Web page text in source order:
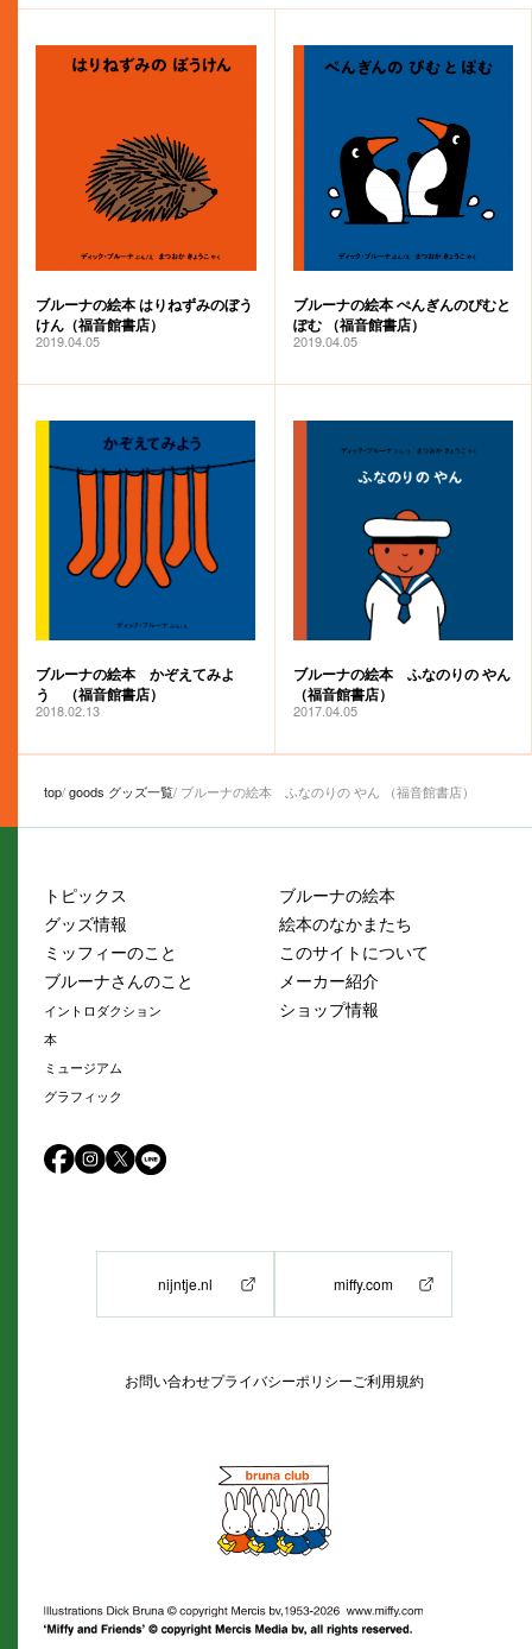
ブルーナの絵本 はりねずみのぼう
けん（福音館書店）
2019.04.05
ブルーナの絵本 ぺんぎんのぴむと
ぽむ （福音館書店）
2019.04.05
ブルーナの絵本 かぞえてみよ
う （福音館書店）
2018.02.13
ブルーナの絵本 ふなのりの やん
（福音館書店）
2017.04.05
top goods グッズ一覧 ブルーナの絵本 ふなのりの やん （福音館書店）
トピックス
グッズ情報
ミッフィーのこと
ブルーナさんのこと
イントロダクション
本
ミュージアム
グラフィック
ブルーナの絵本
絵本のなかまたち
このサイトについて
メーカー紹介
ショップ情報
nijntje.nl miffy.com
お問い合わせプライバシーポリシー ご利用規約